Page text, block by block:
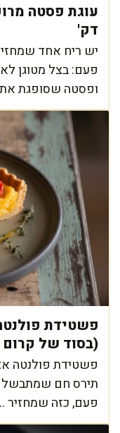
דק'
יש ריח אחד
פעם: בצל מטוגן
ופסטה שסופגת
פשטידת
(בסוד של קרום
פשטידת פולנטה
תירס חם שמתבשל
פעם, כזה שמחזיר